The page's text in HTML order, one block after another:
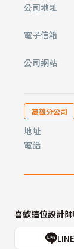
公司地址
電子信箱
公司網站
高雄分公司
地址
電話
喜歡這位設計
LINE